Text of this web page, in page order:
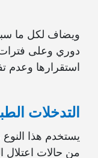
ويضاف لكل ما
دوري وعلى فترات
استقرارها وعدم
التدخلات
يستخدم هذا
من حالات اعتلال